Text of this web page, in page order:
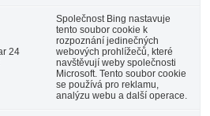
24
Společnost Bing nastavuje
tento soubor cookie k
rozpoznání jedinečných
webových prohlížečů, které
navštěvují weby společnosti
Microsoft. Tento soubor cookie
se používá pro reklamu,
analýzu webu a další operace.